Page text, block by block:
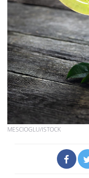
MESCIOGLU/ISTOCK